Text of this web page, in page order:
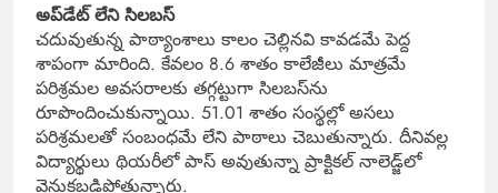
అప్‌డేట్ లేని సిలబస్
చదువుతున్న పాఠ్యాంశాలు కాలం చెల్లినవి కావడమే పెద్ద
శాపంగా మారింది. కేవలం 8.6 శాతం కాలేజీలు మాత్రమే
పరిశ్రమల అవసరాలకు తగ్గట్టుగా సిలబస్‌ను
రూపొందించుకున్నాయి. 51.01 శాతం సంస్థల్లో అసలు
పరిశ్రమలతో సంబంధమే లేని పాఠాలు చెబుతున్నారు. దీనివల్ల
విద్యార్థులు థియరీలో పాస్ అవుతున్నా ప్రాక్టికల్ నాలెడ్జ్‌లో
వెనుకబడిపోతున్నారు.